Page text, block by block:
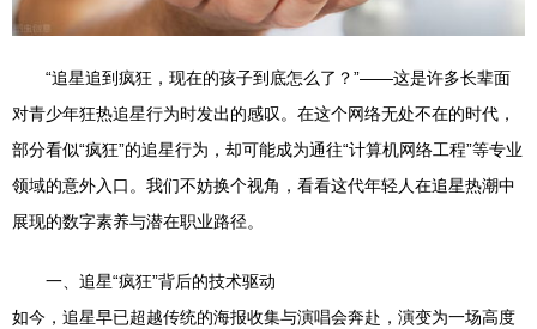
“追星追到疯狂，现在的孩子到底怎么了？”——这是许多长辈面
对青少年狂热追星行为时发出的感叹。在这个网络无处不在的时代，
部分看似“疯狂”的追星行为，却可能成为通往“计算机网络工程”等专业
领域的意外入口。我们不妨换个视角，看看这代年轻人在追星热潮中
展现的数字素养与潜在职业路径。
一、追星“疯狂”背后的技术驱动
如今，追星早已超越传统的海报收集与演唱会奔赴，演变为一场高度